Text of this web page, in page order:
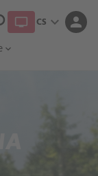
expand_more
CS expand_more person